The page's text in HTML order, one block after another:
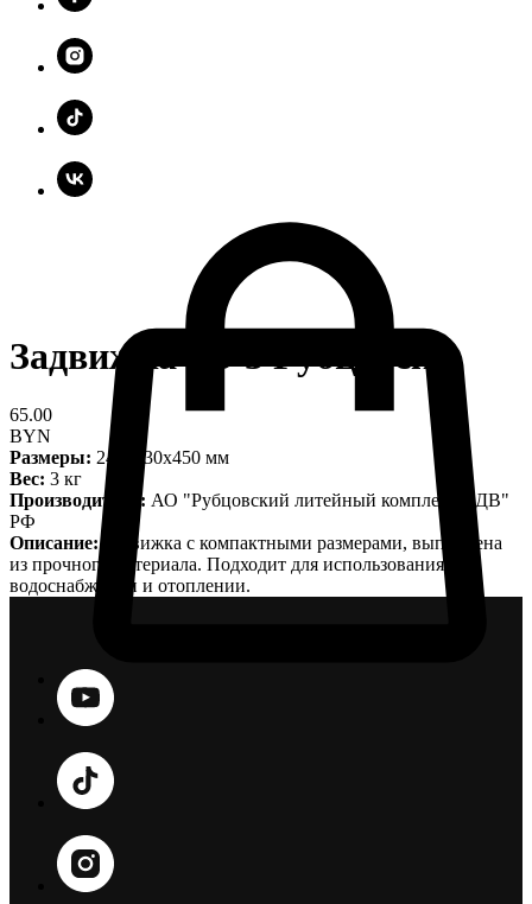
Задвижка ЗВ-3 Рубцовск
65.00
BYN
Размеры: 240x130x450 мм
Вес: 3 кг
Производитель: АО "Рубцовский литейный комплекс ЛДВ"
РФ
Описание:Задвижка с компактными размерами, выполнена
из прочного материала. Подходит для использования в
водоснабжении и отоплении.